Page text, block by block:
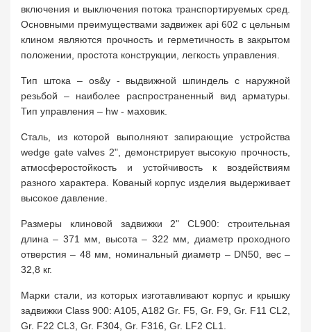
включения и выключения потока транспортируемых сред.
Основными преимуществами задвижек api 602 с цельным
клином являются прочность и герметичность в закрытом
положении, простота конструкции, легкость управления.
Тип штока – os&y - выдвижной шпиндель с наружной
резьбой – наиболее распространенный вид арматуры.
Тип управления – hw - маховик.
Сталь, из которой выполняют запирающие устройства
wedge gate valves 2", демонстрирует высокую прочность,
атмосферостойкость и устойчивость к воздействиям
разного характера. Кованый корпус изделия выдерживает
высокое давление.
Размеры клиновой задвижки 2" CL900: строительная
длина – 371 мм, высота – 322 мм, диаметр проходного
отверстия – 48 мм, номинальный диаметр – DN50, вес –
32,8 кг.
Марки стали, из которых изготавливают корпус и крышку
задвижки Class 900: A105, A182 Gr. F5, Gr. F9, Gr. F11 CL2,
Gr. F22 CL3, Gr. F304, Gr. F316, Gr. LF2 CL1.